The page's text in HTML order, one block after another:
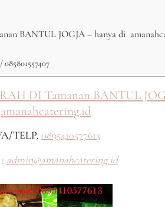
BANTUL JOGJA – hanya di
DI Tamanan BANTUL
amanahcatering.id
TELP. 0895410577613
admin@amanahcatering.id